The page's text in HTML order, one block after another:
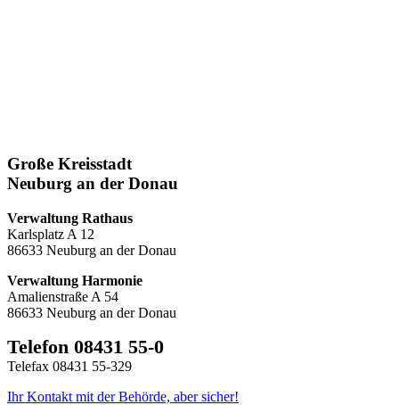
Große Kreisstadt
Neuburg an der Donau
Verwaltung Rathaus
Karlsplatz A 12
86633 Neuburg an der Donau
Verwaltung Harmonie
Amalienstraße A 54
86633 Neuburg an der Donau
Telefon 08431 55-0
Telefax 08431 55-329
Ihr Kontakt mit der Behörde, aber sicher!